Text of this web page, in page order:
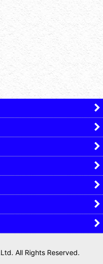
All Rights Reserved.